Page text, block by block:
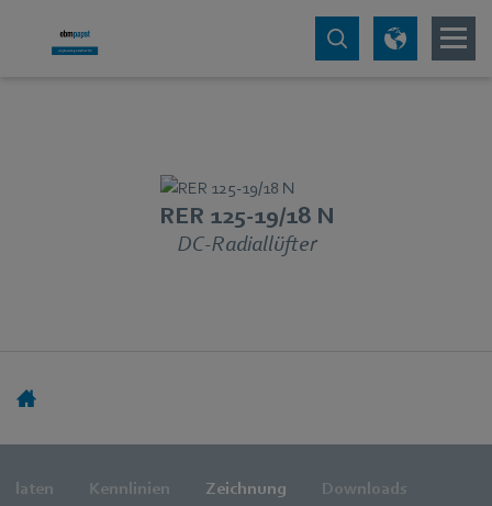
RER 125-19/18 N
DC-Radiallüfter
Kennlinien Zeichnung Downloads